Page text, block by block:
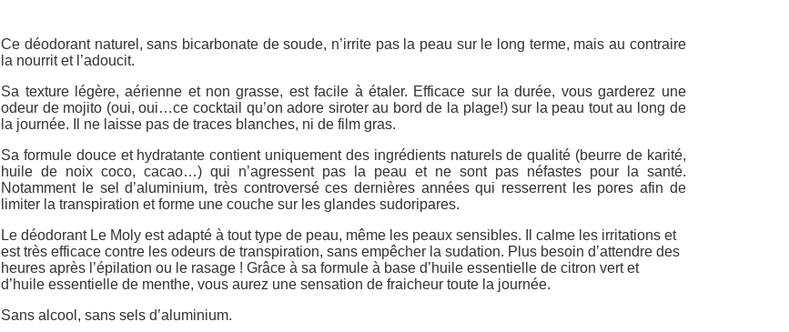
Ce déodorant naturel, sans bicarbonate de soude, n’irrite pas la peau sur le long terme, mais au contraire
la nourrit et l’adoucit.
Sa texture légère, aérienne et non grasse, est facile à étaler. Efficace sur la durée, vous garderez une
odeur de mojito (oui, oui…ce cocktail qu’on adore siroter au bord de la plage!) sur la peau tout au long de
la journée. Il ne laisse pas de traces blanches, ni de film gras.
Sa formule douce et hydratante contient uniquement des ingrédients naturels de qualité (beurre de karité,
huile de noix coco, cacao…) qui n’agressent pas la peau et ne sont pas néfastes pour la santé.
Notamment le sel d’aluminium, très controversé ces dernières années qui resserrent les pores afin de
limiter la transpiration et forme une couche sur les glandes sudoripares.
Le déodorant Le Moly est adapté à tout type de peau, même les peaux sensibles. Il calme les irritations et
est très efficace contre les odeurs de transpiration, sans empêcher la sudation. Plus besoin d’attendre des
heures après l’épilation ou le rasage ! Grâce à sa formule à base d’huile essentielle de citron vert et
d’huile essentielle de menthe, vous aurez une sensation de fraicheur toute la journée.
Sans alcool, sans sels d’aluminium.